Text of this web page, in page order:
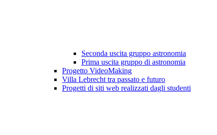
Seconda uscita gruppo astronomia
Prima uscita gruppo di astronomia
Progetto VideoMaking
Villa Lebrecht tra passato e futuro
Progetti di siti web realizzati dagli studenti